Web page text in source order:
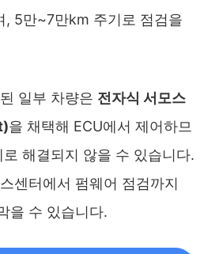
, 5만~7만km 주기로 점검을
일부 차량은 전자식 서모스
을 채택해 ECU에서 제어하므
해결되지 않을 수 있습니다.
센터에서 펌웨어 점검까지
을 수 있습니다.